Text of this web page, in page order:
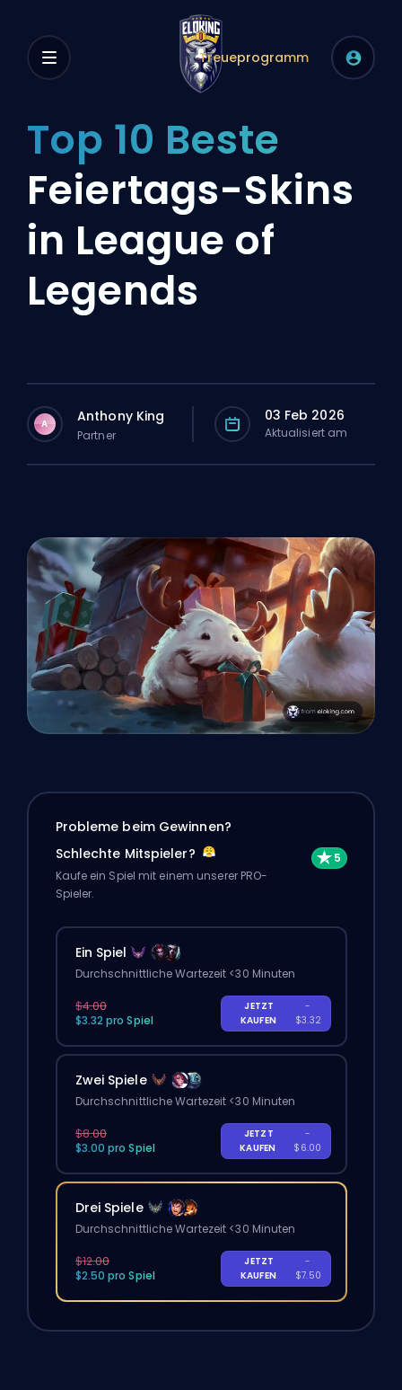
Treueprogramm
Top 10 Beste
Feiertags-Skins
in League of
Legends
A Anthony King
Partner
03 Feb 2026
Aktualisiert am
Probleme beim Gewinnen?
Schlechte Mitspieler?
Kaufe ein Spiel mit einem unserer PRO-
Spieler.
Ein Spiel
Durchschnittliche Wartezeit <30 Minuten
$4.00
$3.32 pro Spiel
JETZT
KAUFEN
-
$3.32
Zwei Spiele
Durchschnittliche Wartezeit <30 Minuten
$8.00
$3.00 pro Spiel
JETZT
KAUFEN
-
$6.00
Drei Spiele
Durchschnittliche Wartezeit <30 Minuten
$12.00
$2.50 pro Spiel
JETZT
KAUFEN
-
$7.50